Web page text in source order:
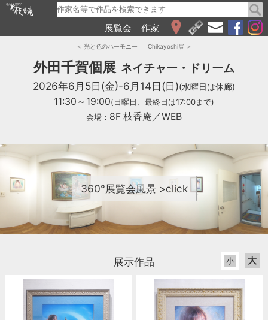
展覧会
WEB展覧会
2026
2025
2024
2023
2022
2020
2019
2018
2017
2015
2012
2010
2009
作家
＜ 光と色のハーモニー Chikayoshi展 ＞
外田千賀個展 ネイチャー・ドリーム
2026年6月5日(金)-6月14日(日)(水曜日は休廊)
11:30～19:00(日曜日、最終日は17:00まで)
会場： 8F 枝香庵／WEB
360°展覧会風景 >click
展示作品 小 大